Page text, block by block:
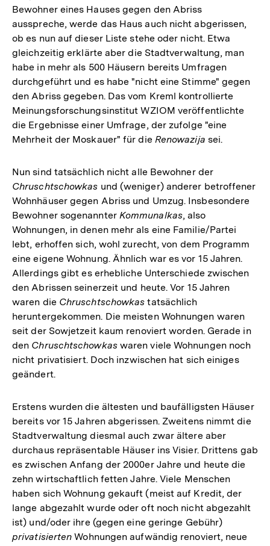
Bewohner eines Hauses gegen den Abriss
ausspreche, werde das Haus auch nicht abgerissen,
ob es nun auf dieser Liste stehe oder nicht. Etwa
gleichzeitig erklärte aber die Stadtverwaltung, man
habe in mehr als 500 Häusern bereits Umfragen
durchgeführt und es habe "nicht eine Stimme" gegen
den Abriss gegeben. Das vom Kreml kontrollierte
Meinungsforschungsinstitut WZIOM veröffentlichte
die Ergebnisse einer Umfrage, der zufolge "eine
Mehrheit der Moskauer" für die Renowazija sei.
Nun sind tatsächlich nicht alle Bewohner der
Chruschtschowkas und (weniger) anderer betroffener
Wohnhäuser gegen Abriss und Umzug. Insbesondere
Bewohner sogenannter Kommunalkas, also
Wohnungen, in denen mehr als eine Familie/Partei
lebt, erhoffen sich, wohl zurecht, von dem Programm
eine eigene Wohnung. Ähnlich war es vor 15 Jahren.
Allerdings gibt es erhebliche Unterschiede zwischen
den Abrissen seinerzeit und heute. Vor 15 Jahren
waren die Chruschtschowkas tatsächlich
heruntergekommen. Die meisten Wohnungen waren
seit der Sowjetzeit kaum renoviert worden. Gerade in
den Chruschtschowkaswaren viele Wohnungen noch
nicht privatisiert. Doch inzwischen hat sich einiges
geändert.
Erstens wurden die ältesten und baufälligsten Häuser
bereits vor 15 Jahren abgerissen. Zweitens nimmt die
Stadtverwaltung diesmal auch zwar ältere aber
durchaus repräsentable Häuser ins Visier. Drittens gab
es zwischen Anfang der 2000er Jahre und heute die
zehn wirtschaftlich fetten Jahre. Viele Menschen
haben sich Wohnung gekauft (meist auf Kredit, der
lange abgezahlt wurde oder oft noch nicht abgezahlt
ist) und/oder ihre (gegen eine geringe Gebühr)
privatisierten Wohnungen aufwändig renoviert, neue